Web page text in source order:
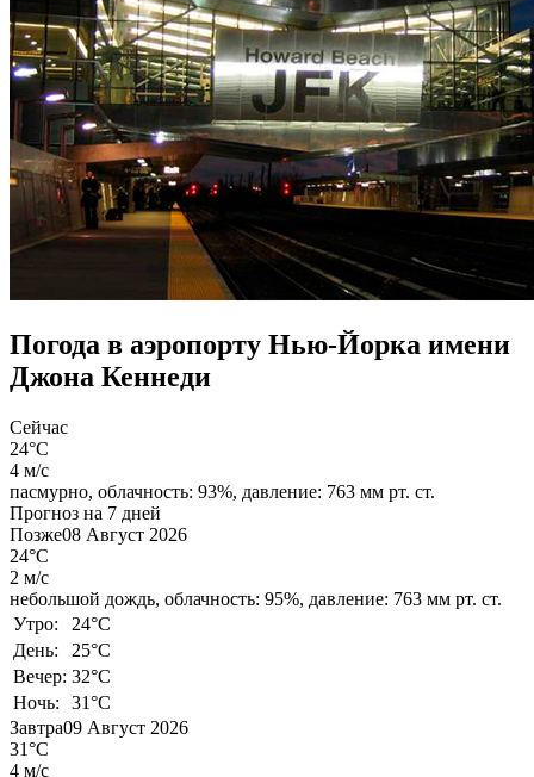
Погода в аэропорту Нью-Йорка имени
Джона Кеннеди
Сейчас
24°C
4 м/с
пасмурно, облачность: 93%, давление: 763 мм рт. ст.
Прогноз на 7 дней
Позже08 Август 2026
24°C
2 м/с
небольшой дождь, облачность: 95%, давление: 763 мм рт. ст.
Утро:
24°C
День:
25°C
Вечер: 32°C
Ночь:
31°C
Завтра09 Август 2026
31°C
4 м/с